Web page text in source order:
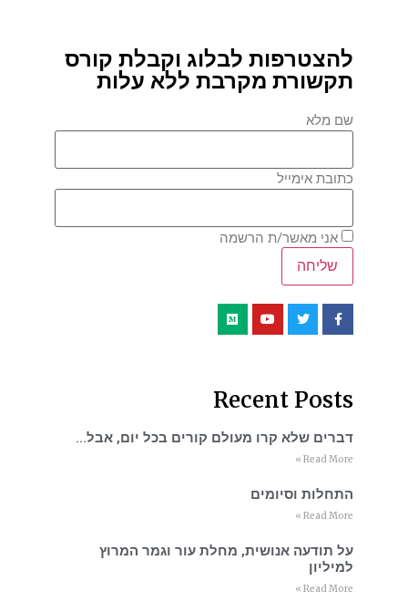
להצטרפות לבלוג וקבלת קורס
תקשורת מקרבת ללא עלות
שם מלא
כתובת אימייל
אני מאשר/ת הרשמה
Recent Posts
דברים שלא קרו מעולם קורים בכל יום, אבל…
Read More »
התחלות וסיומים
Read More »
על תודעה אנושית, מחלת עור וגמר המרוץ
למיליון
Read More »